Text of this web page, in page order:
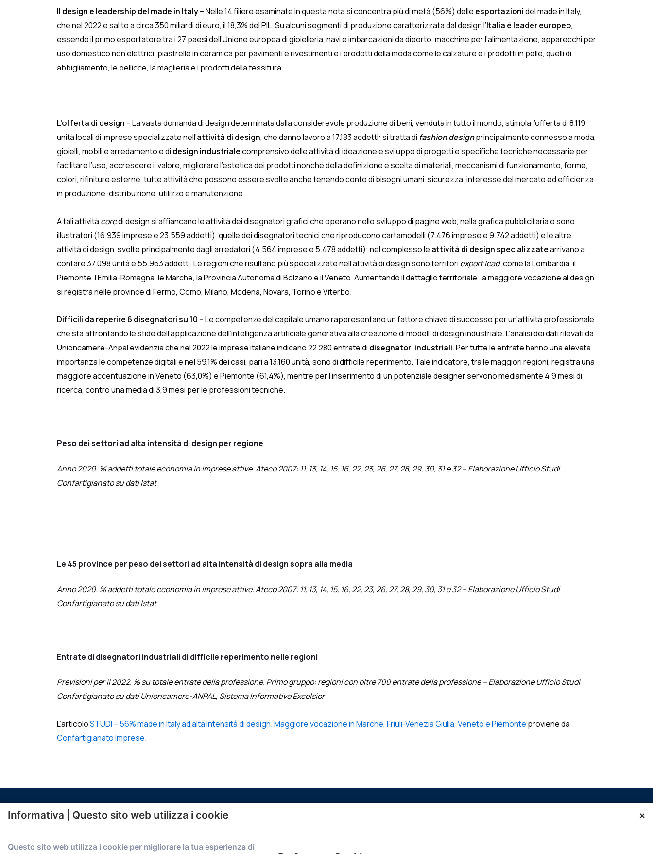
Il design e leadership del made in Italy– Nelle 14 filiere esaminate in questa nota si concentra più di metà (56%) delle esportazionidel made in Italy,
che nel 2022 è salito a circa 350 miliardi di euro, il 18,3% del PIL. Su alcuni segmenti di produzione caratterizzata dal design l’Italia è leader europeo,
essendo il primo esportatore tra i 27 paesi dell’Unione europea di gioielleria, navi e imbarcazioni da diporto, macchine per l’alimentazione, apparecchi per
uso domestico non elettrici, piastrelle in ceramica per pavimenti e rivestimenti e i prodotti della moda come le calzature e i prodotti in pelle, quelli di
abbigliamento, le pellicce, la maglieria e i prodotti della tessitura.
L’offerta di design – La vasta domanda di design determinata dalla considerevole produzione di beni, venduta in tutto il mondo, stimola l’offerta di 8.119
unità locali di imprese specializzate nell’attività di design, che danno lavoro a 17.183 addetti: si tratta di fashion designprincipalmente connesso a moda,
gioielli, mobili e arredamento e di design industrialecomprensivo delle attività di ideazione e sviluppo di progetti e specifiche tecniche necessarie per
facilitare l’uso, accrescere il valore, migliorare l’estetica dei prodotti nonché della definizione e scelta di materiali, meccanismi di funzionamento, forme,
colori, rifiniture esterne, tutte attività che possono essere svolte anche tenendo conto di bisogni umani, sicurezza, interesse del mercato ed efficienza
in produzione, distribuzione, utilizzo e manutenzione.
A tali attività coredi design si affiancano le attività dei disegnatori grafici che operano nello sviluppo di pagine web, nella grafica pubblicitaria o sono
illustratori (16.939 imprese e 23.559 addetti), quelle dei disegnatori tecnici che riproducono cartamodelli (7.476 imprese e 9.742 addetti) e le altre
attività di design, svolte principalmente dagli arredatori (4.564 imprese e 5.478 addetti): nel complesso le attività di design specializzatearrivano a
contare 37.098 unità e 55.963 addetti. Le regioni che risultano più specializzate nell’attività di design sono territori export lead, come la Lombardia, il
Piemonte, l’Emilia-Romagna, le Marche, la Provincia Autonoma di Bolzano e il Veneto. Aumentando il dettaglio territoriale, la maggiore vocazione al design
si registra nelle province di Fermo, Como, Milano, Modena, Novara, Torino e Viterbo.
Difficili da reperire 6 disegnatori su 10 –Le competenze del capitale umano rappresentano un fattore chiave di successo per un’attività professionale
che sta affrontando le sfide dell’applicazione dell’intelligenza artificiale generativa alla creazione di modelli di design industriale. L’analisi dei dati rilevati da
Unioncamere-Anpal evidenzia che nel 2022 le imprese italiane indicano 22.280 entrate di disegnatori industriali. Per tutte le entrate hanno una elevata
importanza le competenze digitali e nel 59,1% dei casi, pari a 13.160 unità, sono di difficile reperimento. Tale indicatore, tra le maggiori regioni, registra una
maggiore accentuazione in Veneto (63,0%) e Piemonte (61,4%), mentre per l’inserimento di un potenziale designer servono mediamente 4,9 mesi di
ricerca, contro una media di 3,9 mesi per le professioni tecniche.
Peso dei settori ad alta intensità di design per regione
Anno 2020. % addetti totale economia in imprese attive. Ateco 2007: 11, 13, 14, 15, 16, 22, 23, 26, 27, 28, 29, 30, 31 e 32 – Elaborazione Ufficio Studi
Confartigianato su dati Istat
Le 45 province per peso dei settori ad alta intensità di design sopra alla media
Anno 2020. % addetti totale economia in imprese attive. Ateco 2007: 11, 13, 14, 15, 16, 22, 23, 26, 27, 28, 29, 30, 31 e 32 – Elaborazione Ufficio Studi
Confartigianato su dati Istat
Entrate di disegnatori industriali di difficile reperimento nelle regioni
Previsioni per il 2022. % su totale entrate della professione. Primo gruppo: regioni con oltre 700 entrate della professione – Elaborazione Ufficio Studi
Confartigianato su dati Unioncamere-ANPAL, Sistema Informativo Excelsior
L’articoloSTUDI – 56% made in Italy ad alta intensità di design. Maggiore vocazione in Marche, Friuli-Venezia Giulia, Veneto e Piemonte proviene da
Confartigianato Imprese.
Menù
Home
Informativa | Questo sito web utilizza i cookie ×
Questo sito web utilizza i cookie per migliorare la tua esperienza di